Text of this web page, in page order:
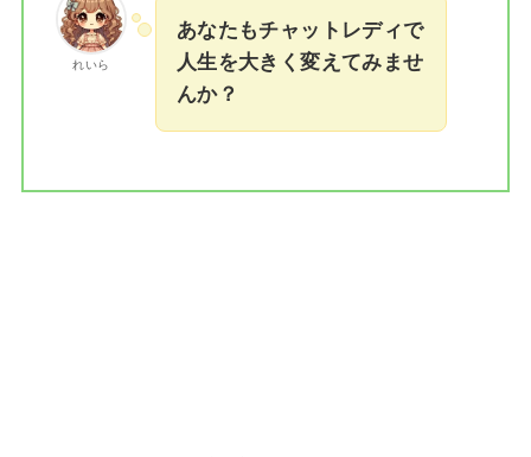
れいら
あなたもチャットレディで
人生を大きく変えてみませ
んか？